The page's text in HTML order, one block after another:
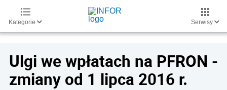
Kategorie Serwisy
Ulgi we wpłatach na PFRON -
zmiany od 1 lipca 2016 r.